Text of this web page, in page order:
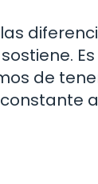
Es
de
a